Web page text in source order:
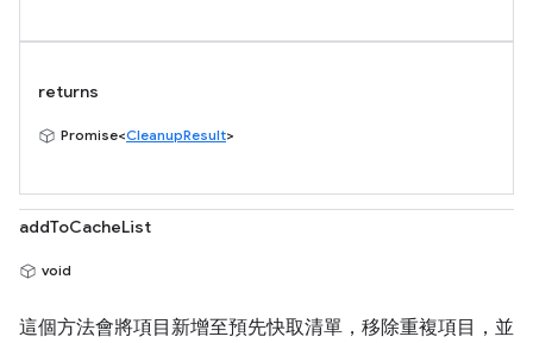
returns
Promise<CleanupResult>
addToCacheList
void
這個方法會將項目新增至預先快取清單，移除重複項目，並